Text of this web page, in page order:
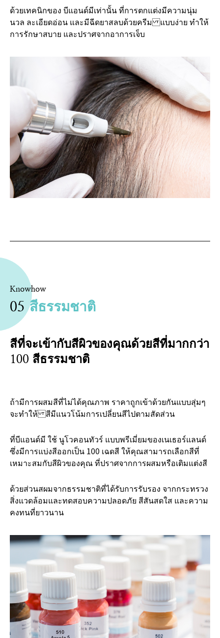
ด้วยเทคนิกของ บีแอนด์มีเท่านั้น ที่การตกแต่งมีความนุ่ม
นวล ละเอียดอ่อน และมีฉีดยาสลบด้วยครีม แบบง่าย ทำให้
การรักษาสบาย และปราศจากอาการเจ็บ
Knowhow
05 สีธรรมชาติ
สีที่จะเข้ากับสีผิวของคุณด้วยสีที่มากกว่า
100 สีธรรมชาติ
ถ้ามีการผสมสีที่ไม่ได้คุณภาพ ราคาถูกเข้าด้วยกันแบบสุ่มๆ
จะทำให้ สีมีแนวโน้มการเปลี่ยนสีไปตามสัดส่วน
ที่บีแอนด์มี ใช้ นูโวคอนทัวร์ แบบพรีเมี่ยมของเนเธอร์แลนด์
ซึ่งมีการแบ่งสีออกเป็น 100 เฉดสี ให้คุณสามารถเลือกสีที่
เหมาะสมกับสีผิวของคุณ ที่ปราศจากการผสมหรือเติมแต่งสี
ด้วยส่วนสผมจากธรรมชาติที่ได้รับการรับรอง จากกระทรวง
สิ่งแวดล้อมและทดสอบความปลอดภัย สีสันสดใส และความ
คงทนที่ยาวนาน